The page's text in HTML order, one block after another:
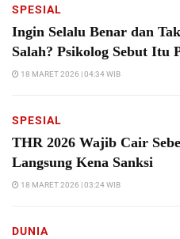
SPESIAL
Ingin Selalu Benar dan
Salah? Psikolog Sebut Itu
18 MARET 2026 | 04:34 WIB
SPESIAL
THR 2026 Wajib Cair
Langsung Kena Sanksi
18 MARET 2026 | 03:24 WIB
DUNIA